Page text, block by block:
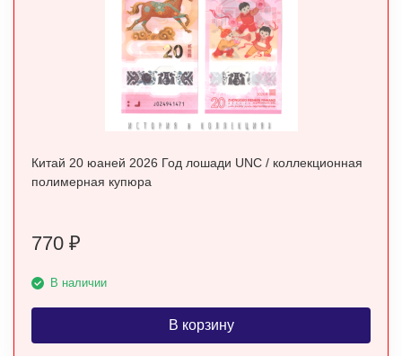
Китай 20 юаней 2026 Год лошади UNC / коллекционная
полимерная купюра
770 ₽
В наличии
В корзину